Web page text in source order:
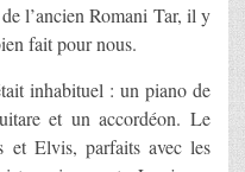
l’ancien Romani Tar, il y
fait pour nous.
inhabituel : un piano de
et un accordéon. Le
et Elvis, parfaits avec les